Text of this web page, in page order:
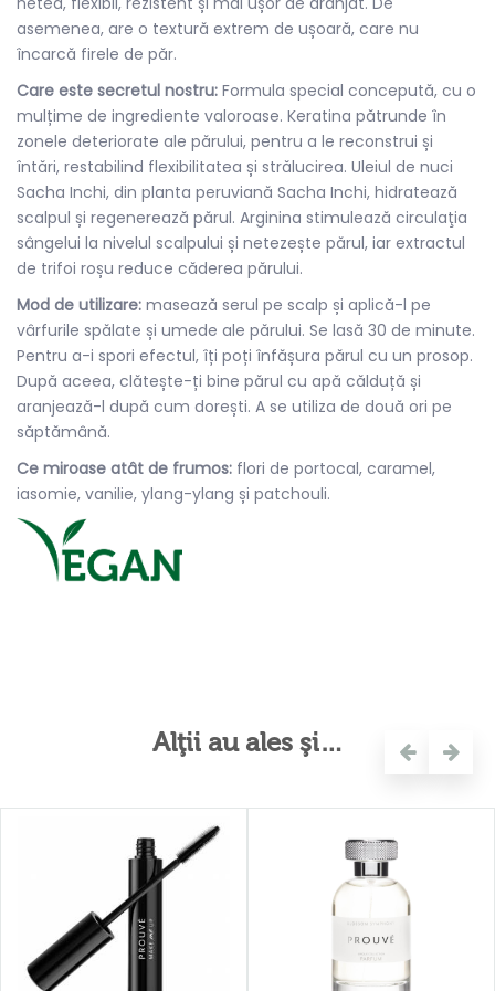
asemenea, are o textură extrem de ușoară, care nu
încarcă firele de păr.
Care este secretul nostru: Formula special concepută, cu o
mulțime de ingrediente valoroase. Keratina pătrunde în
zonele deteriorate ale părului, pentru a le reconstrui și
întări, restabilind flexibilitatea și strălucirea. Uleiul de nuci
Sacha Inchi, din planta peruviană Sacha Inchi, hidratează
scalpul și regenerează părul. Arginina stimulează circulaţia
sângelui la nivelul scalpului și netezește părul, iar extractul
de trifoi roșu reduce căderea părului.
Mod de utilizare: masează serul pe scalp și aplică-l pe
vârfurile spălate și umede ale părului. Se lasă 30 de minute.
Pentru a-i spori efectul, îți poți înfășura părul cu un prosop.
După aceea, clătește-ți bine părul cu apă călduță și
aranjează-l după cum dorești. A se utiliza de două ori pe
săptămână.
Ce miroase atât de frumos: flori de portocal, caramel,
iasomie, vanilie, ylang-ylang și patchouli.
Alţii au ales şi…